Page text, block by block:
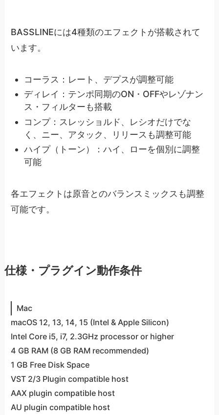
BASSLINEには4種類のエフェクトが搭載されて
います。
コーラス：レート、デプスが調整可能
ディレイ：テンポ同期のON・OFFやレゾナン
ス・フィルターも搭載
コンプ：スレッショルド、レシオだけでな
く、ニー、アタック、リリースも調整可能
ハイプ（トーン）：ハイ、ローを個別に調整
可能
各エフェクトは原音とのバランスミックスも調整
可能です。
仕様・プラグイン動作条件
Mac
macOS 12, 13, 14, 15 (Intel & Apple Silicon)
Intel Core i5, i7, 2.3GHz processor or higher
4 GB RAM (8 GB RAM recommended)
1 GB Free Disk Space
VST 2/3 Plugin compatible host
AAX plugin compatible host
AU plugin compatible host